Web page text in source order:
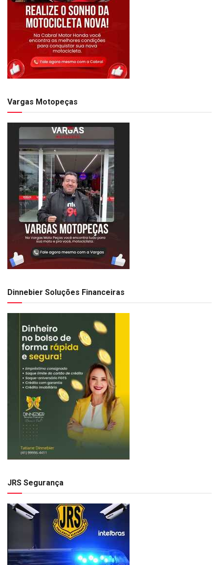
Vargas Motopeças
Dinnebier Soluções Financeiras
JRS Segurança